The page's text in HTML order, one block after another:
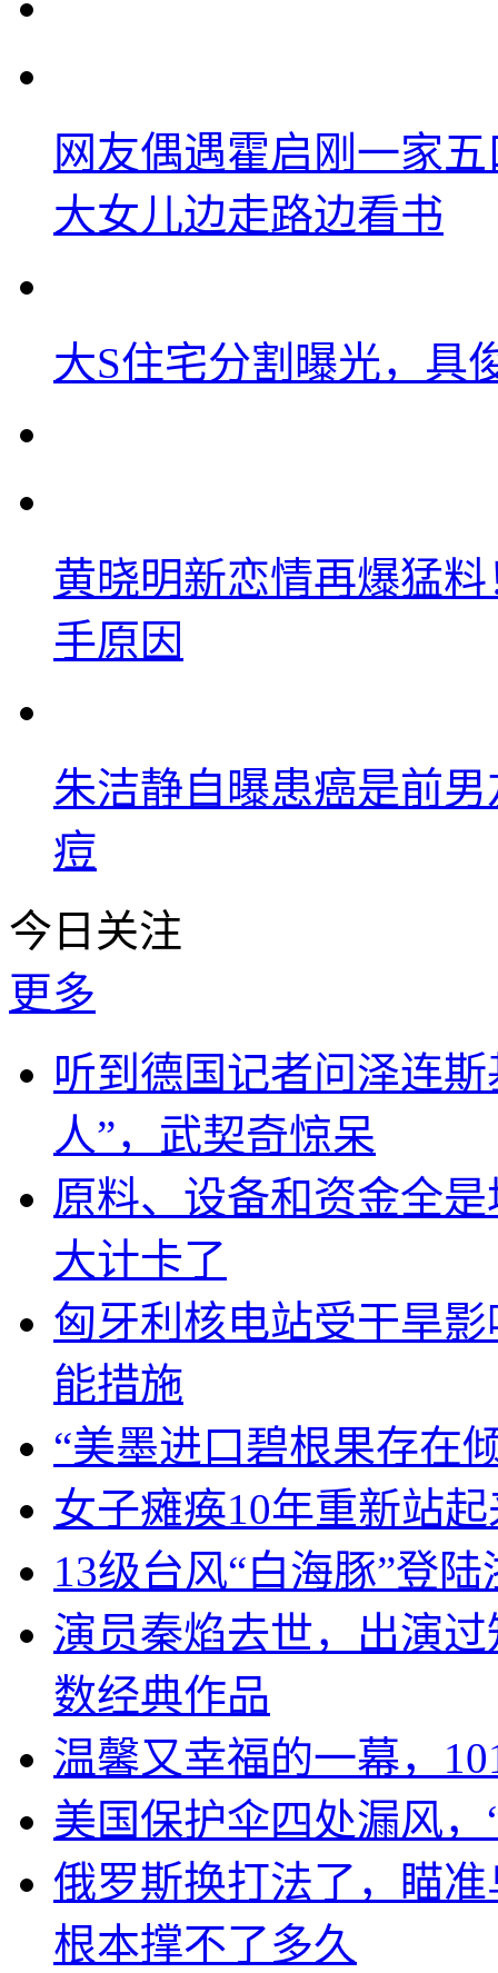
网友偶遇霍启刚一家
大女儿边走路边看书
大S住宅分割曝光，具
黄晓明新恋情再爆猛
手原因
朱洁静自曝患癌是前
痘
今日关注
更多
听到德国记者问泽连
人”，武契奇惊呆
原料、设备和资金全
大计卡了
匈牙利核电站受干旱
能措施
“美墨进口碧根果存在
女子瘫痪10年重新站
13级台风“白海豚”登
演员秦焰去世，出演
数经典作品
温馨又幸福的一幕，
美国保护伞四处漏风
俄罗斯换打法了，瞄
根本撑不了多久